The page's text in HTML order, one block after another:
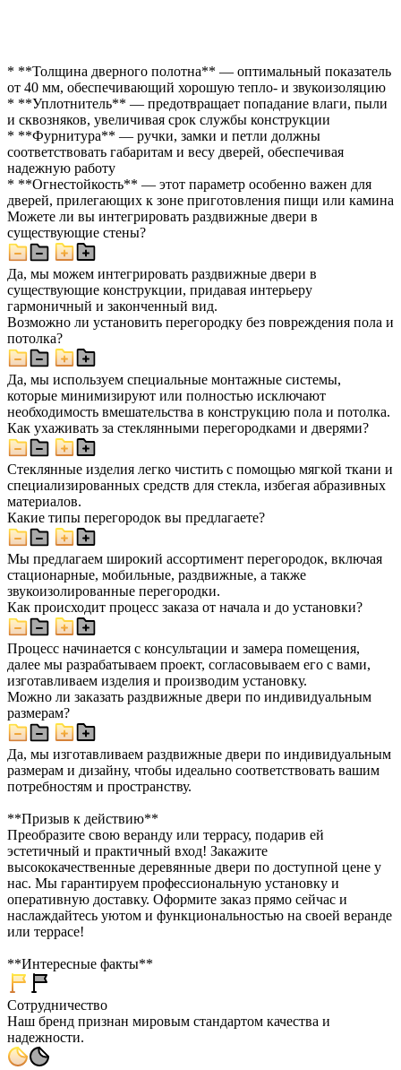
* **Толщина дверного полотна** — оптимальный показатель
от 40 мм, обеспечивающий хорошую тепло- и звукоизоляцию
* **Уплотнитель** — предотвращает попадание влаги, пыли
и сквозняков, увеличивая срок службы конструкции
* **Фурнитура** — ручки, замки и петли должны
соответствовать габаритам и весу дверей, обеспечивая
надежную работу
* **Огнестойкость** — этот параметр особенно важен для
дверей, прилегающих к зоне приготовления пищи или камина
Можете ли вы интегрировать раздвижные двери в
существующие стены?
Да, мы можем интегрировать раздвижные двери в
существующие конструкции, придавая интерьеру
гармоничный и законченный вид.
Возможно ли установить перегородку без повреждения пола и
потолка?
Да, мы используем специальные монтажные системы,
которые минимизируют или полностью исключают
необходимость вмешательства в конструкцию пола и потолка.
Как ухаживать за стеклянными перегородками и дверями?
Стеклянные изделия легко чистить с помощью мягкой ткани и
специализированных средств для стекла, избегая абразивных
материалов.
Какие типы перегородок вы предлагаете?
Мы предлагаем широкий ассортимент перегородок, включая
стационарные, мобильные, раздвижные, а также
звукоизолированные перегородки.
Как происходит процесс заказа от начала и до установки?
Процесс начинается с консультации и замера помещения,
далее мы разрабатываем проект, согласовываем его с вами,
изготавливаем изделия и производим установку.
Можно ли заказать раздвижные двери по индивидуальным
размерам?
Да, мы изготавливаем раздвижные двери по индивидуальным
размерам и дизайну, чтобы идеально соответствовать вашим
потребностям и пространству.
**Призыв к действию**
Преобразите свою веранду или террасу, подарив ей
эстетичный и практичный вход! Закажите
высококачественные деревянные двери по доступной цене у
нас. Мы гарантируем профессиональную установку и
оперативную доставку. Оформите заказ прямо сейчас и
наслаждайтесь уютом и функциональностью на своей веранде
или террасе!
**Интересные факты**
Сотрудничество
Наш бренд признан мировым стандартом качества и
надежности.